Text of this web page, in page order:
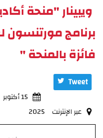
ويبينار "منحة
برنامج مورتنسون
فائزة بالمنحة "
Tweet
عبر الإنترنت
15 أكتوبر
2025